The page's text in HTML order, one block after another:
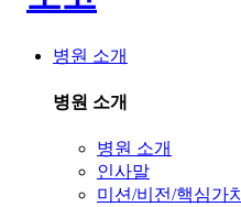
병원 소개
병원 소개
병원 소개
인사말
미션/비전/핵심가치